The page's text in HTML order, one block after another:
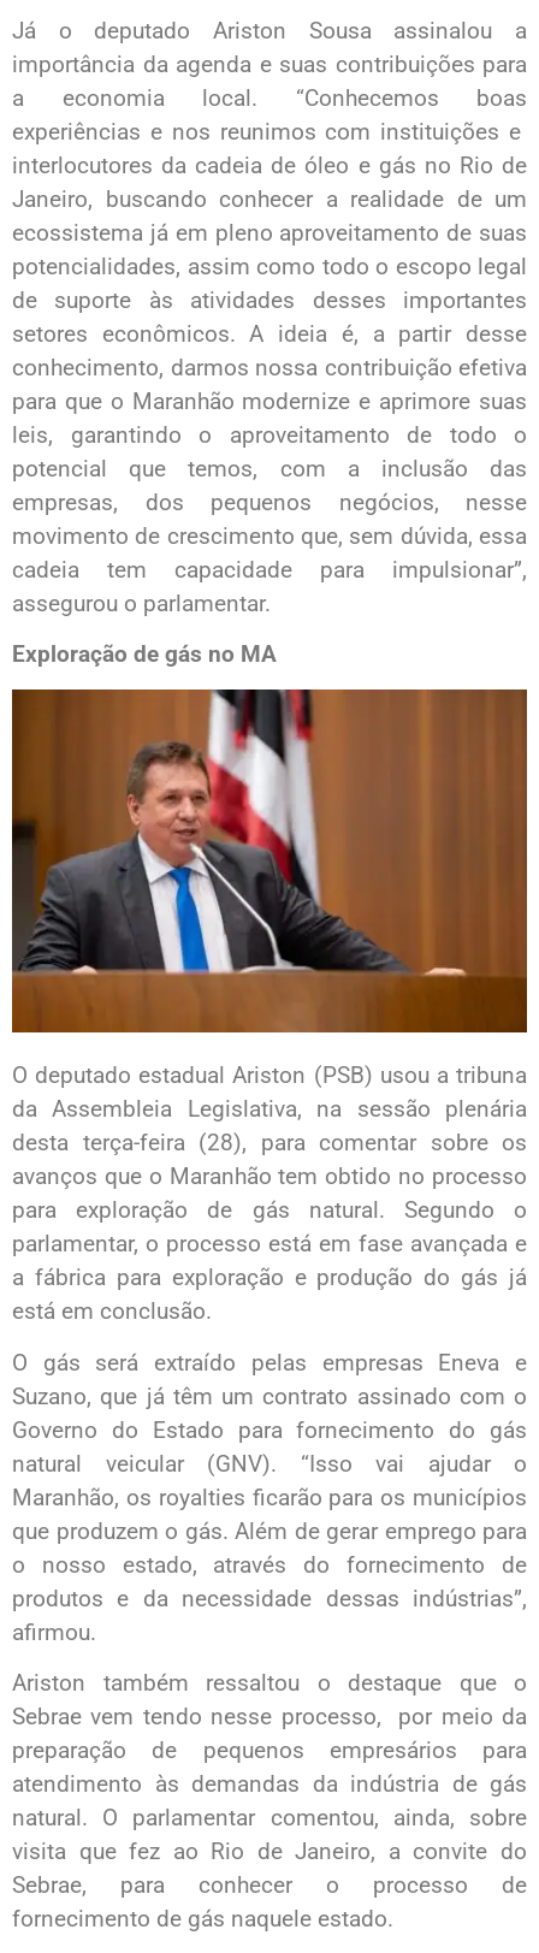
Já o deputado Ariston Sousa assinalou a
importância da agenda e suas contribuições para
a economia local. “Conhecemos boas
experiências e nos reunimos com instituições e
interlocutores da cadeia de óleo e gás no Rio de
Janeiro, buscando conhecer a realidade de um
ecossistema já em pleno aproveitamento de suas
potencialidades, assim como todo o escopo legal
de suporte às atividades desses importantes
setores econômicos. A ideia é, a partir desse
conhecimento, darmos nossa contribuição efetiva
para que o Maranhão modernize e aprimore suas
leis, garantindo o aproveitamento de todo o
potencial que temos, com a inclusão das
empresas, dos pequenos negócios, nesse
movimento de crescimento que, sem dúvida, essa
cadeia tem capacidade para impulsionar”,
assegurou o parlamentar.
Exploração de gás no MA
O deputado estadual Ariston (PSB) usou a tribuna
da Assembleia Legislativa, na sessão plenária
desta terça-feira (28), para comentar sobre os
avanços que o Maranhão tem obtido no processo
para exploração de gás natural. Segundo o
parlamentar, o processo está em fase avançada e
a fábrica para exploração e produção do gás já
está em conclusão.
O gás será extraído pelas empresas Eneva e
Suzano, que já têm um contrato assinado com o
Governo do Estado para fornecimento do gás
natural veicular (GNV). “Isso vai ajudar o
Maranhão, os royalties ficarão para os municípios
que produzem o gás. Além de gerar emprego para
o nosso estado, através do fornecimento de
produtos e da necessidade dessas indústrias”,
afirmou.
Ariston também ressaltou o destaque que o
Sebrae vem tendo nesse processo, por meio da
preparação de pequenos empresários para
atendimento às demandas da indústria de gás
natural. O parlamentar comentou, ainda, sobre
visita que fez ao Rio de Janeiro, a convite do
Sebrae, para conhecer o processo de
fornecimento de gás naquele estado.